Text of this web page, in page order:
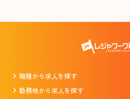
職種から求人を探す
勤務地から求人を探す